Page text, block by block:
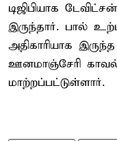
டிஜிபியாக
இருந்தார். பால்
அதிகாரியாக
ஊனமாஞ்சேரி காவல்
மாற்றப்பட்டுள்ளார்.